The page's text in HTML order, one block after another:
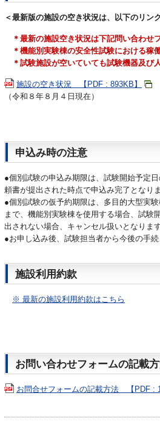
＜最新版の施設の空き状況は、以下のリン
＊最新の施設空き状況は下記問い合わせ
＊機能別実験棟の安全性試験における稼
＊試験施設が空いていても試験機器及び
施設の空き状況 【PDF : 893KB】
（令和８年８月４日現在）
申込み時の注意
●個別試験の申込み期限は、試験開始予定
頼書が提出された時点で申込み完了となりま
●個別試験の仮予約期限は、多目的大型実
まで、機能別実験棟を使用する場合、試験
出されない場合、キャンセル扱いとなりま
●お申し込み後、試験担当者から今後の手続
施設利用約款
※ 最新の施設利用約款はこちら
お問い合わせフォームの記載
お問合せフォームの記載方法 【PDF :